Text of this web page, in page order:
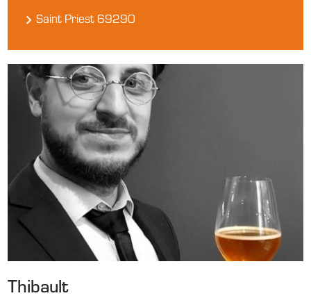
Saint Priest 69290
Thibault